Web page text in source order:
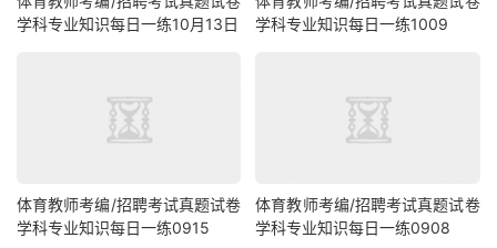
学科专业知识每日一练10月13日
学科专业知识每日一练1009
体育教师考编/招聘考试真题试卷
学科专业知识每日一练0915
体育教师考编/招聘考试真题试卷
学科专业知识每日一练0908